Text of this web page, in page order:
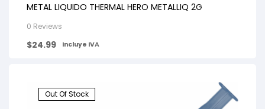
METAL LIQUIDO THERMAL HERO METALLIQ 2G
0 Reviews
$24.99 Incluye IVA
Out Of Stock